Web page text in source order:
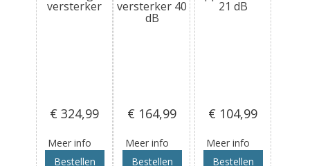
versterker
€ 324,99
Meer info
Bestellen
versterker 40
dB
€ 164,99
Meer info
Bestellen
21 dB
€ 104,99
Meer info
Bestellen